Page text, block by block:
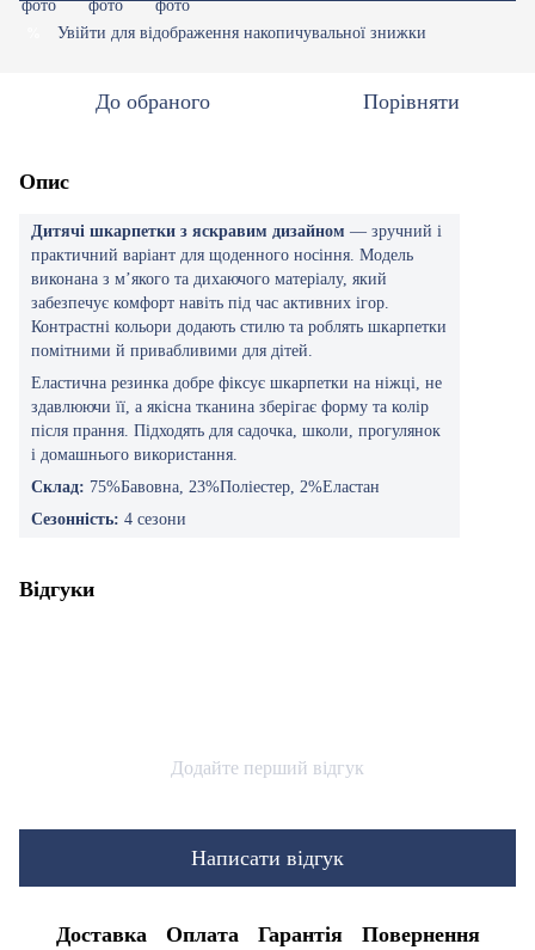
Увійти для відображення накопичувальної знижки
До обраного Порівняти
Опис
Дитячі шкарпетки з яскравим дизайном — зручний і
практичний варіант для щоденного носіння. Модель
виконана з м’якого та дихаючого матеріалу, який
забезпечує комфорт навіть під час активних ігор.
Контрастні кольори додають стилю та роблять шкарпетки
помітними й привабливими для дітей.
Еластична резинка добре фіксує шкарпетки на ніжці, не
здавлюючи її, а якісна тканина зберігає форму та колір
після прання. Підходять для садочка, школи, прогулянок
і домашнього використання.
Склад: 75%Бавовна, 23%Поліестер, 2%Еластан
Сезонність: 4 сезони
Відгуки
Додайте перший відгук
Написати відгук
Доставка Оплата Гарантія Повернення